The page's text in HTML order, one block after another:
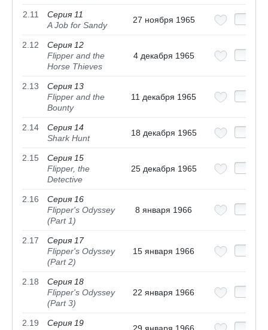
2.11
Серия 11
A Job for Sandy
27 ноября 1965
2.12
Серия 12
Flipper and the
Horse Thieves
4 декабря 1965
2.13
Серия 13
Flipper and the
Bounty
11 декабря 1965
2.14
Серия 14
Shark Hunt
18 декабря 1965
2.15
Серия 15
Flipper, the
Detective
25 декабря 1965
2.16
Серия 16
Flipper's Odyssey
(Part 1)
8 января 1966
2.17
Серия 17
Flipper's Odyssey
(Part 2)
15 января 1966
2.18
Серия 18
Flipper's Odyssey
(Part 3)
22 января 1966
2.19
Серия 19
29 января 1966